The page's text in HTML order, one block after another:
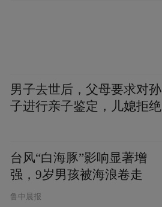
男子去世后，父母要求对孙
子进行亲子鉴定，儿媳拒绝
台风“白海豚”影响显著增
强，9岁男孩被海浪卷走
鲁中晨报